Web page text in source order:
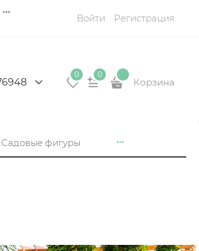
Войти Регистрация
0 0
Корзина
Садовые фигуры